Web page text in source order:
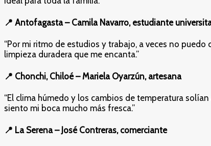
📍 Antofagasta – Camila Navarro, estudiante
“Por mi ritmo de estudios y trabajo, a veces no
limpieza duradera que me encanta.”
📍 Chonchi, Chiloé – Mariela Oyarzún, artesana
“El clima húmedo y los cambios de temperatura
siento mi boca mucho más fresca.”
📍 La Serena – José Contreras, comerciante